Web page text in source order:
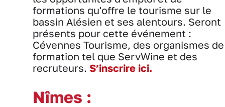
formations qu'offre le tourisme sur le
bassin Alésien et ses alentours. Seront
présents pour cette événement :
Cévennes Tourisme, des organismes de
formation tel que ServWine et des
recruteurs. S’inscrire ici.
Nîmes :